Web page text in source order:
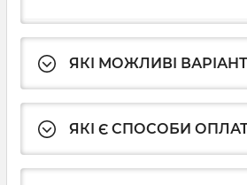
ЯКІ МОЖЛИВІ
ЯКІ Є СПОСОБИ